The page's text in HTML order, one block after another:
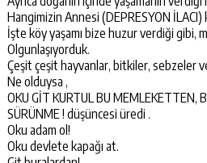
Hangimizin Annesi (DEPRESYON İLACI)
İşte köy yaşamı bize huzur verdiği gibi,
Olgunlaşıyorduk.
Çeşit çeşit hayvanlar, bitkiler, sebzeler
Ne olduysa ,
OKU GİT KURTUL BU MEMLEKETTEN,
SÜRÜNME ! düşüncesi üredi .
Oku adam ol!
Oku devlete kapağı at.